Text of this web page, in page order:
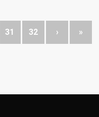
31 32 › »